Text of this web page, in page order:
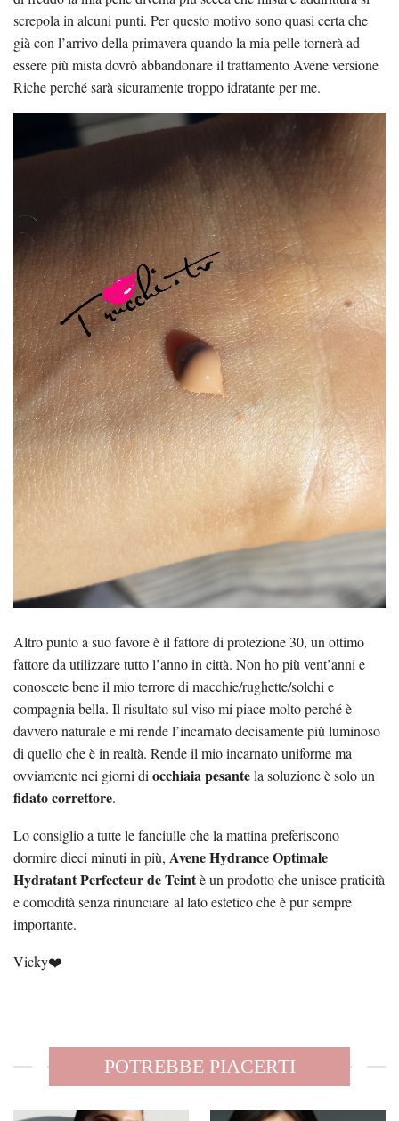
screpola in alcuni punti. Per questo motivo sono quasi certa che
già con l’arrivo della primavera quando la mia pelle tornerà ad
essere più mista dovrò abbandonare il trattamento Avene versione
Riche perché sarà sicuramente troppo idratante per me.
Altro punto a suo favore è il fattore di protezione 30, un ottimo
fattore da utilizzare tutto l’anno in città. Non ho più vent’anni e
conoscete bene il mio terrore di macchie/rughette/solchi e
compagnia bella. Il risultato sul viso mi piace molto perché è
davvero naturale e mi rende l’incarnato decisamente più luminoso
di quello che è in realtà. Rende il mio incarnato uniforme ma
ovviamente nei giorni di occhiaia pesantela soluzione è solo un
fidato correttore.
Lo consiglio a tutte le fanciulle che la mattina preferiscono
dormire dieci minuti in più, Avene Hydrance Optimale
Hydratant Perfecteur de Teintè un prodotto che unisce praticità
e comodità senza rinunciare al lato estetico che è pur sempre
importante.
Vicky❤️
POTREBBE PIACERTI